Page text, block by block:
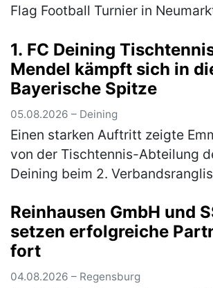
Flag Football Turnier in
Football in Neumarkt. …(mehr)
1. FC Deining
Mendel kämpft sich in
Bayerische Spitze
05.08.2026 – Deining
Einen starken Auftritt zeigte
von der Tischtennis-Abteilung
Deining beim 2.
das hochkarätig besetzte
Reinhausen GmbH und
setzen erfolgreiche
fort
04.08.2026 – Regensburg